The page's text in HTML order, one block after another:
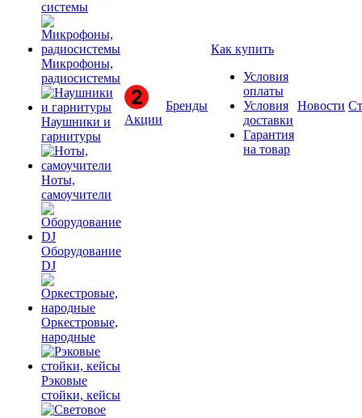
системы
Микрофоны,
радиосистемы
Наушники и
гарнитуры
Ноты,
самоучители
Оборудование
DJ
Оркестровые,
народные
Рэковые
стойки, кейсы
Акции
Бренды
Как купить
Условия
оплаты
Условия
доставки
Гарантия
на товар
Новости